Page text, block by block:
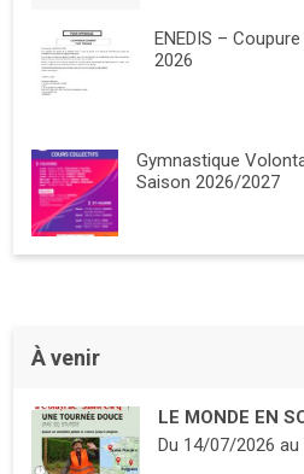
ENEDIS –
2026
Gymnastique
Saison 2026/2027
À venir
LE MONDE EN
Du 14/07/2026au